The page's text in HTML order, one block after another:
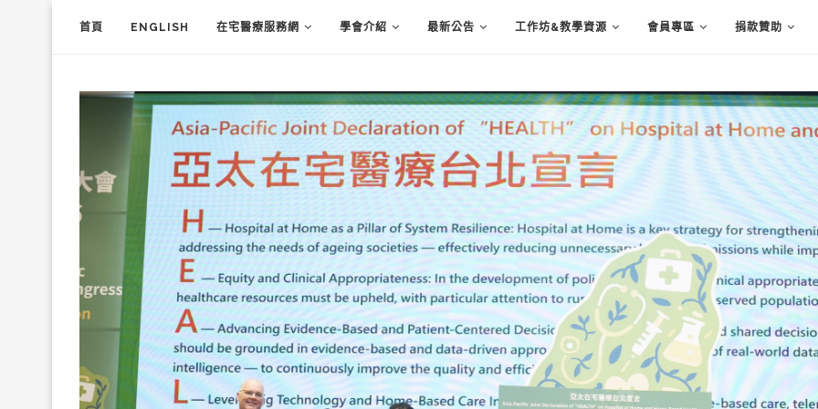
首頁 ENGLISH 在宅醫療服務網 學會介紹 最新公告 工作坊&教學資源 會員專區 捐款贊助